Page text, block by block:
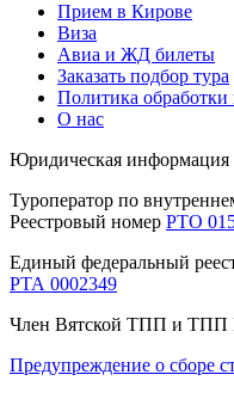
Прием в Кирове
Виза
Авиа и ЖД билеты
Заказать подбор тура
Политика
О нас
Юридическая информация
Туроператор по
Реестровый номер РТО
Единый федеральный
РТА 0002349
Член Вятской ТПП и ТПП
Предупреждение о сборе